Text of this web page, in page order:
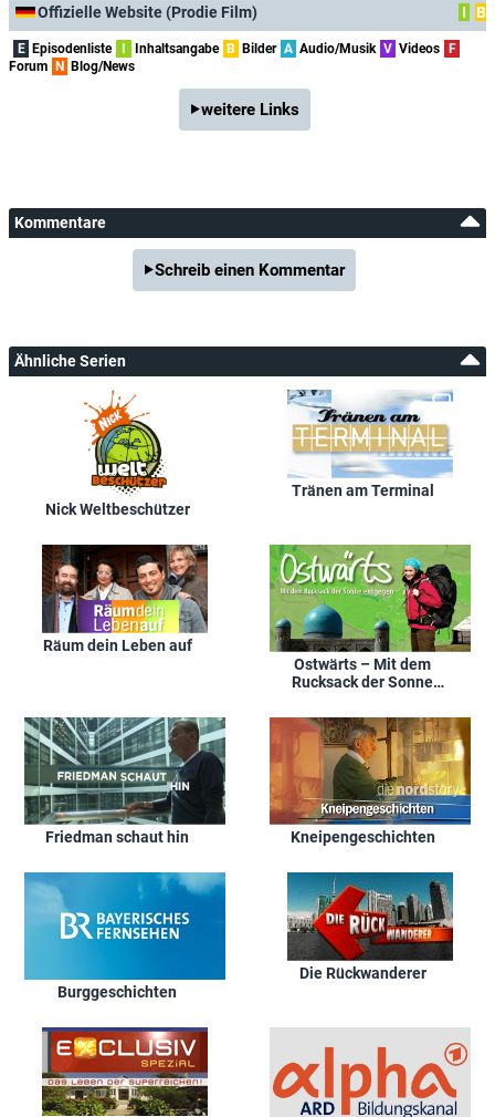
Offizielle Website (Prodie Film)
I B
E Episodenliste I Inhaltsangabe B Bilder A Audio/Musik V Videos F
Forum N Blog/News
weitere Links
Kommentare
Schreib einen Kommentar
Ähnliche Serien
Nick Weltbeschützer
Tränen am Terminal
Räum dein Leben auf
Ostwärts – Mit dem
Rucksack der Sonne
Friedman schaut hin Kneipengeschichten
Burggeschichten
Die Rückwanderer